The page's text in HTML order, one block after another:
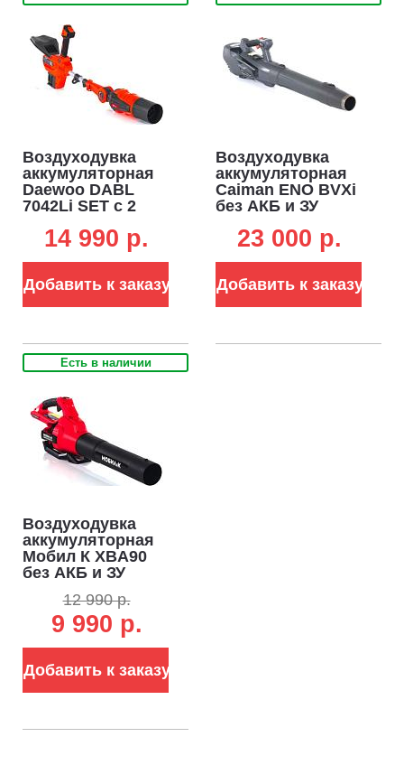
Воздуходувка
аккумуляторная
Daewoo DABL
7042Li SET с 2
(PRC, BL 2x21В,
70 м/с, 1400 м3/ч,
14 990 p.
Добавить к заказу
Воздуходувка
аккумуляторная
Caiman ENO BVXi
без АКБ и ЗУ
Maxi Connect, 95
23 000 p.
Добавить к заказу
Есть в наличии
Воздуходувка
аккумуляторная
Мобил К XBA90
без АКБ и ЗУ
км/ч, 1380 м3/час,
2.1 кг)
12 990 р.
9 990 р.
Добавить к заказу